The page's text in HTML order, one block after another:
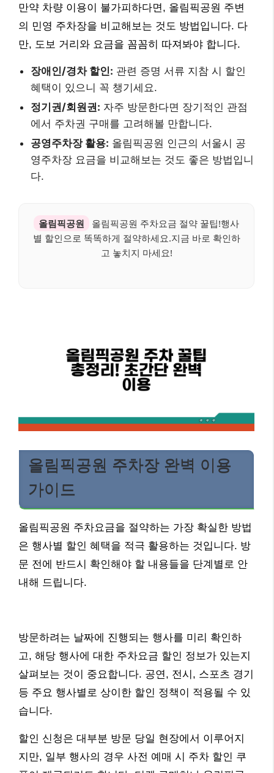
만약 차량 이용이 불가피하다면, 올림픽공원 주변
의 민영 주차장을 비교해보는 것도 방법입니다. 다
만, 도보 거리와 요금을 꼼꼼히 따져봐야 합니다.
장애인/경차 할인: 관련 증명 서류 지참 시 할인
혜택이 있으니 꼭 챙기세요.
정기권/회원권: 자주 방문한다면 장기적인 관점
에서 주차권 구매를 고려해볼 만합니다.
공영주차장 활용: 올림픽공원 인근의 서울시 공
영주차장 요금을 비교해보는 것도 좋은 방법입니
다.
올림픽공원
올림픽공원 주차요금 절약 꿀팁!행사
별 할인으로 똑똑하게 절약하세요.지금 바로 확인하
고 놓치지 마세요!
올림픽공원 주차장 완벽 이용
가이드
올림픽공원 주차요금을 절약하는 가장 확실한 방법
은 행사별 할인 혜택을 적극 활용하는 것입니다. 방
문 전에 반드시 확인해야 할 내용들을 단계별로 안
내해 드립니다.
방문하려는 날짜에 진행되는 행사를 미리 확인하
고, 해당 행사에 대한 주차요금 할인 정보가 있는지
살펴보는 것이 중요합니다. 공연, 전시, 스포츠 경기
등 주요 행사별로 상이한 할인 정책이 적용될 수 있
습니다.
할인 신청은 대부분 방문 당일 현장에서 이루어지
지만, 일부 행사의 경우 사전 예매 시 주차 할인 쿠